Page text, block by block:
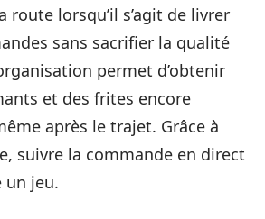
route lorsqu’il s’agit de livrer
sans sacrifier la qualité
permet d’obtenir
et des frites encore
après le trajet. Grâce à
suivre la commande en direct
un jeu.